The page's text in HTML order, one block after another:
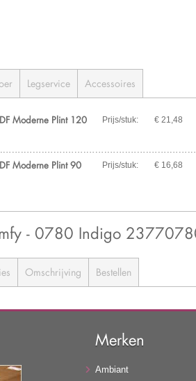
Legservice Accessoires
Moderne Plint 120
Prijs/stuk: € 21,48
Moderne Plint 90
Prijs/stuk: € 16,68
- 0780 Indigo
Omschrijving Bestellen
Merken
Ambiant